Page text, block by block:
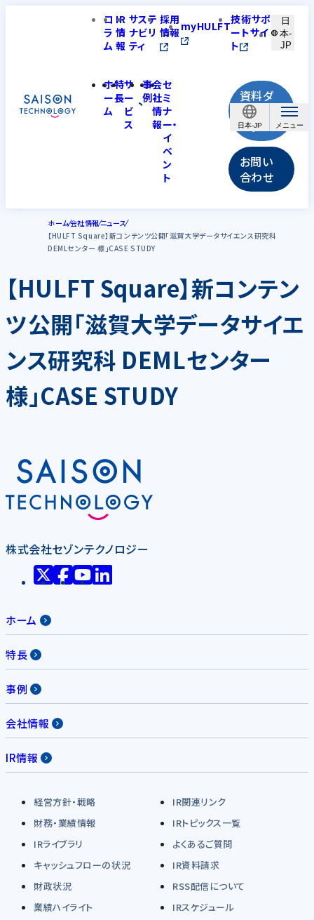
日本-JP
コ
ラ
ム
IR
情
報
サステ
ナビリ
ティ
採用
情報myHULFT技術サポ
ートサイ
ト
日
本-
JP
ホ
ー
ム
特
長
サ
ー
ビ
ス
事
例
会
社
情
報
セ
ミ
ナ
ー・
イ
ベ
ン
ト
資料ダ
ウンロ
ード
お問い
合わせ
ホーム会社情報ニュース
【HULFT Square】新コンテンツ公開「滋賀大学データサイエンス研究科
DEMLセンター 様」CASE STUDY
【HULFT Square】新コンテン
ツ公開「滋賀大学データサイエ
ンス研究科 DEMLセンター
様」CASE STUDY
株式会社セゾンテクノロジー
ホーム
特長
事例
会社情報
IR情報
経営方針・戦略
IR関連リンク
財務・業績情報
IRトピックス一覧
IRライブラリ
よくあるご質問
キャッシュフローの状況
IR資料請求
財政状況
RSS配信について
業績ハイライト
IRスケジュール